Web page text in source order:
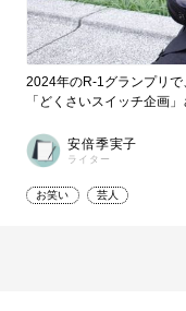
2024年のR-1グランプリ
「どくさいスイッチ企画
安倍季実子
ライター
お笑い 芸人